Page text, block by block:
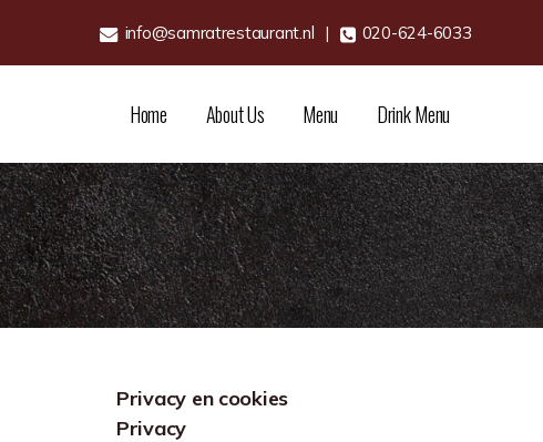
info@samratrestaurant.nl | 020-624-6033
Home About Us Menu Drink Menu
Privacy en cookies
Privacy